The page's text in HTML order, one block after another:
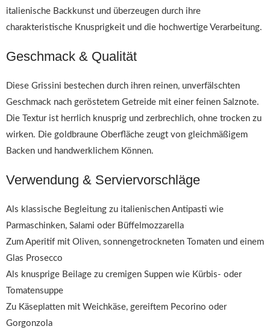
italienische Backkunst und überzeugen durch ihre
charakteristische Knusprigkeit und die hochwertige Verarbeitung.
Geschmack & Qualität
Diese Grissini bestechen durch ihren reinen, unverfälschten
Geschmack nach geröstetem Getreide mit einer feinen Salznote.
Die Textur ist herrlich knusprig und zerbrechlich, ohne trocken zu
wirken. Die goldbraune Oberfläche zeugt von gleichmäßigem
Backen und handwerklichem Können.
Verwendung & Serviervorschläge
Als klassische Begleitung zu italienischen Antipasti wie
Parmaschinken, Salami oder Büffelmozzarella
Zum Aperitif mit Oliven, sonnengetrockneten Tomaten und einem
Glas Prosecco
Als knusprige Beilage zu cremigen Suppen wie Kürbis- oder
Tomatensuppe
Zu Käseplatten mit Weichkäse, gereiftem Pecorino oder
Gorgonzola